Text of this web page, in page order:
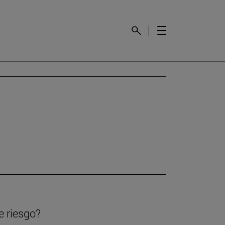
riesgo?